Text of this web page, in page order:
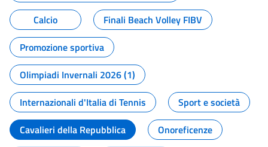
Calcio
Finali Beach Volley FIBV
Promozione sportiva
Olimpiadi Invernali 2026 (1)
Internazionali d'Italia di Tennis
Sport e società
Cavalieri della Repubblica
Onoreficenze